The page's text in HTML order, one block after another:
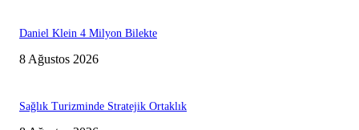
Daniel Klein 4 Milyon Bilekte
8 Ağustos 2026
Sağlık Turizminde Stratejik Ortaklık